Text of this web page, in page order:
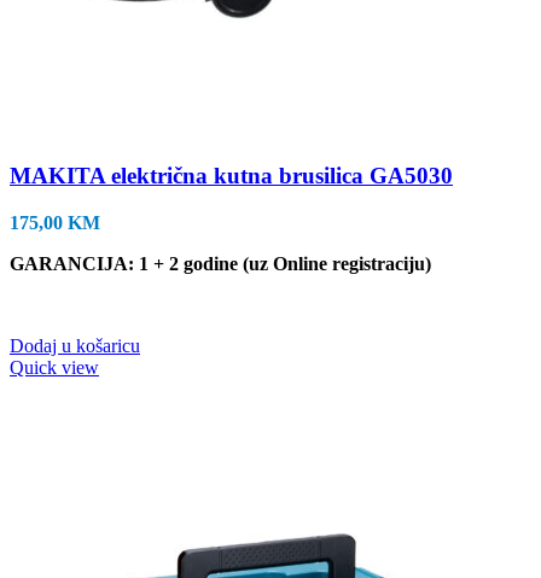
MAKITA električna kutna brusilica GA5030
175,00 KM
GARANCIJA: 1 + 2 godine (uz Online registraciju)
Dodaj u košaricu
Quick view